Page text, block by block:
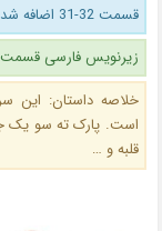
قسمت 32-31 اضافه شد.
زیرنویس فارسی قسمت 32-31 اضافه
خلاصه داستان: این
است. پارک ته سو یک
قلبه و …